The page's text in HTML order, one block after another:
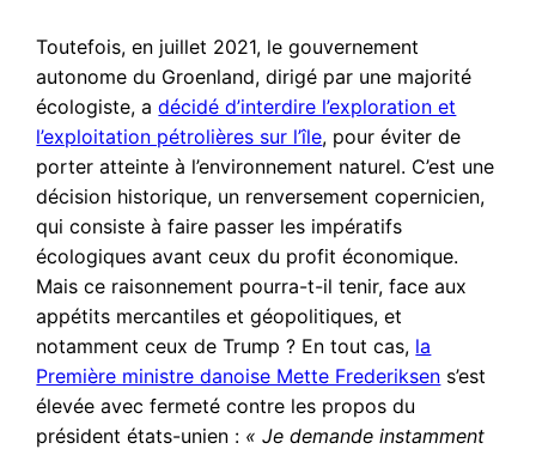
Toutefois, en juillet 2021, le gouvernement
autonome du Groenland, dirigé par une majorité
écologiste, adécidé d’interdire l’exploration et
l’exploitation pétrolières sur l’île, pour éviter de
porter atteinte à l’environnement naturel. C’est une
décision historique, un renversement copernicien,
qui consiste à faire passer les impératifs
écologiques avant ceux du profit économique.
Mais ce raisonnement pourra-t-il tenir, face aux
appétits mercantiles et géopolitiques, et
notamment ceux de Trump ? En tout cas, la
Première ministre danoise Mette Frederiksen s’est
élevée avec fermeté contre les propos du
président états-unien : « Je demande instamment